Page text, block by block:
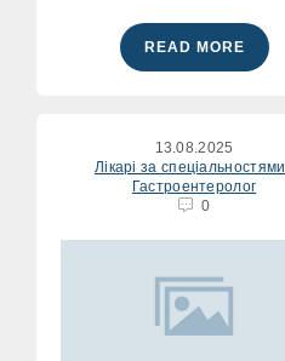
READ MORE
13.08.2025
Лікарі за спеціальностями
Гастроентеролог
0